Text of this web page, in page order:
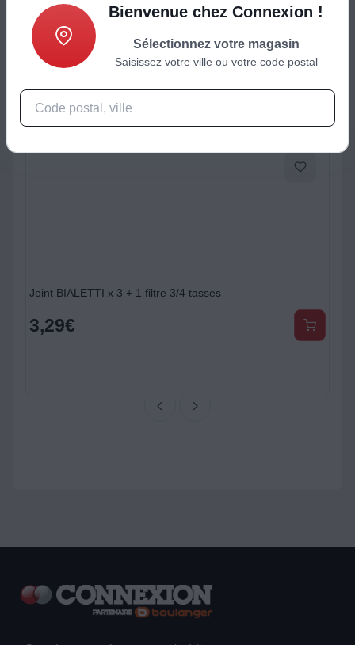
Joint BIALETTI x 3 + 1 filtre 3/4 tasses
3,29€
Bienvenue chez Connexion !
Sélectionnez votre magasin
Saisissez votre ville ou votre code postal